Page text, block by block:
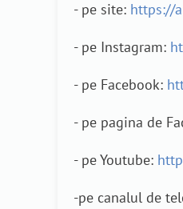
- pe site: https://
- pe Instagram:
- pe Facebook:
- pe pagina de
- pe Youtube:
-pe canalul de